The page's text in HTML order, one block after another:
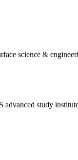
science &
study